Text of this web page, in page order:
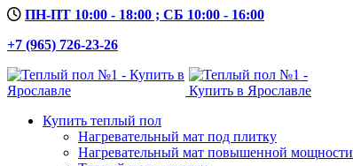
ПН-ПТ 10:00 - 18:00 ; СБ 10:00 - 16:00
+7 (965) 726-23-26
Купить теплый пол
Нагревательный мат под плитку
Нагревательный мат повышенной мощности